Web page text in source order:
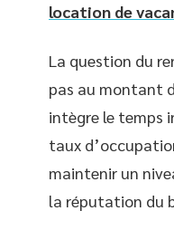
location de
La question du
pas au montant
intègre le temps
taux
maintenir un
la réputation du